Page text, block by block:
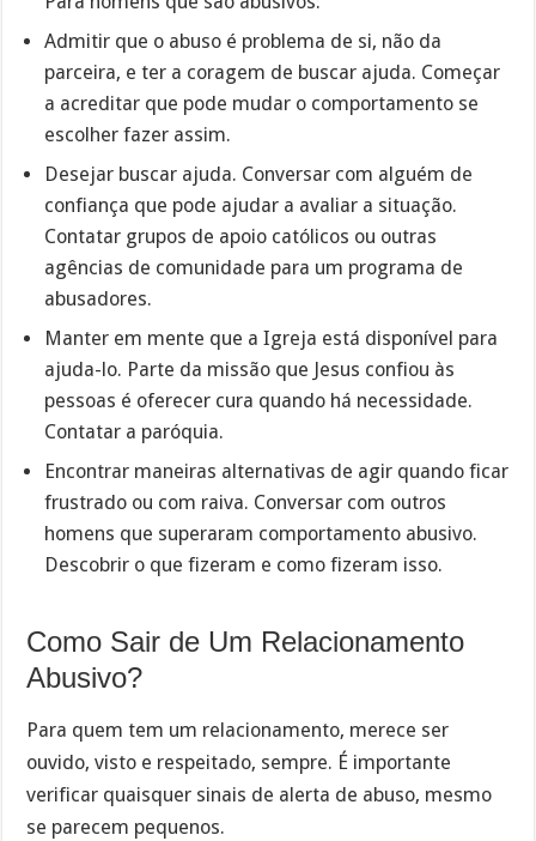
Admitir que o abuso é problema de si, não da
parceira, e ter a coragem de buscar ajuda. Começar
a acreditar que pode mudar o comportamento se
escolher fazer assim.
Desejar buscar ajuda. Conversar com alguém de
confiança que pode ajudar a avaliar a situação.
Contatar grupos de apoio católicos ou outras
agências de comunidade para um programa de
abusadores.
Manter em mente que a Igreja está disponível para
ajuda-lo. Parte da missão que Jesus confiou às
pessoas é oferecer cura quando há necessidade.
Contatar a paróquia.
Encontrar maneiras alternativas de agir quando ficar
frustrado ou com raiva. Conversar com outros
homens que superaram comportamento abusivo.
Descobrir o que fizeram e como fizeram isso.
Como Sair de Um Relacionamento
Abusivo?
Para quem tem um relacionamento, merece ser
ouvido, visto e respeitado, sempre. É importante
verificar quaisquer sinais de alerta de abuso, mesmo
se parecem pequenos.